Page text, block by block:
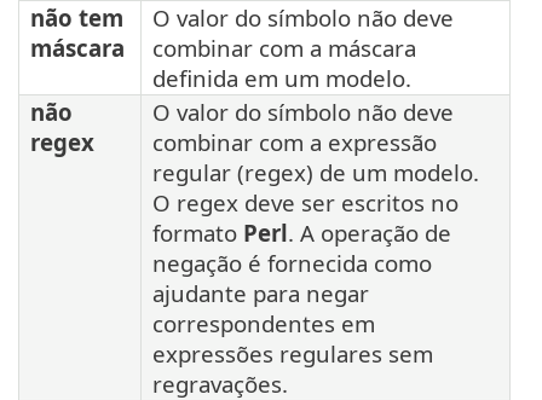
não tem
máscara
O valor do símbolo não deve
combinar com a máscara
definida em um modelo.
não
regex
O valor do símbolo não deve
combinar com a expressão
regular (regex) de um modelo.
O regex deve ser escritos no
formato Perl. A operação de
negação é fornecida como
ajudante para negar
correspondentes em
expressões regulares sem
regravações.